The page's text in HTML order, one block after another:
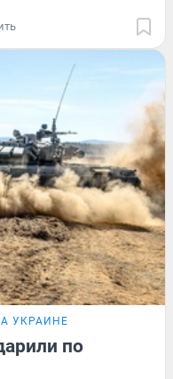
УКРАИНЕ
по